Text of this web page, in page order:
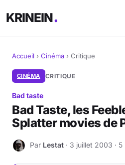
KRINEIN
Cinéma
Séries
Manga
BD
Accueil › Cinéma › Critique
CINÉMA CRITIQUE
Bad taste
Bad Taste, les
Splatter movies de
L Par Lestat · 3 juillet 2003 ·